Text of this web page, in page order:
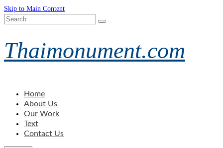
Skip to Main Content
Search
Thaimonument.com
Home
About Us
Our Work
Text
Contact Us